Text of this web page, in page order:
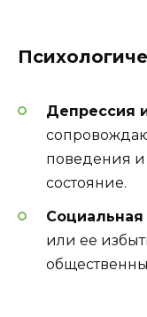
Депрессия
поведения и
состояние.
или ее